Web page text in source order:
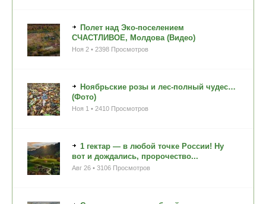
Полет над Эко-поселением
СЧАСТЛИВОЕ, Молдова (Видео)
Ноя 2 • 2398 Просмотров
Ноябрьские розы и лес-полный чудес…
(Фото)
Ноя 1 • 2410 Просмотров
1 гектар — в любой точке России! Ну
вот и дождались, пророчество...
Авг 26 • 3106 Просмотров